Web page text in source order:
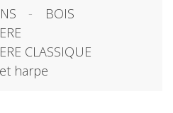
BOIS
CLASSIQUE
harpe